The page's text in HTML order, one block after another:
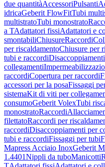
due quantitàAccessoriPulsanti
idricaGeberit FlowFitTubi
multistratoTubi monostrato
a TAdattatori fissiAdattatori e
smontabiliChiusureRaccordi
per riscaldamentoChiusure per
tubi e raccordi
collegamenti
raccordiCopertura per raccordi
accessori per la posaFissaggi
sistemaKit di viti per
consumoGeberit VolexTubi
monostratoRaccordi
filettatoRaccordi per
raccordiDisaccoppiamenti per
tubi e raccordiFissaggi per tubi
Mapress Acciaio InoxGeberit
1.4401Nippli da tuboManicotti